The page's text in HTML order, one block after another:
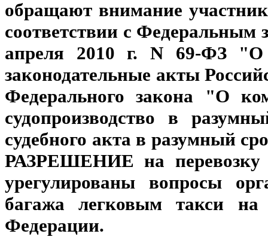
обращают внимание
соответствии с Федеральным
апреля 2010 г. N 69-ФЗ "О
законодательные акты
Федерального закона "О
судопроизводство в
судебного акта в разумный
РАЗРЕШЕНИЕ на перевозку
урегулированы вопросы
багажа легковым такси на
Федерации.